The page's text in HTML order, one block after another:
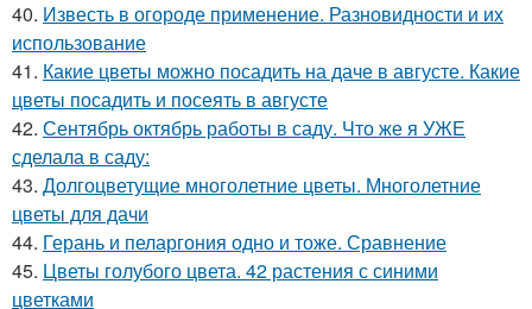
40. Известь в огороде применение. Разновидности и их
использование
41. Какие цветы можно посадить на даче в августе. Какие
цветы посадить и посеять в августе
42. Сентябрь октябрь работы в саду. Что же я УЖЕ
сделала в саду:
43. Долгоцветущие многолетние цветы. Многолетние
цветы для дачи
44. Герань и пеларгония одно и тоже. Сравнение
45. Цветы голубого цвета. 42 растения с синими
цветками